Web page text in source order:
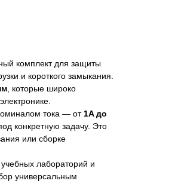
комплект для защиты
и короткого замыкания.
, которые широко
тока — от1A до
конкретную задачу. Это
или сборке
лабораторий и
универсальным